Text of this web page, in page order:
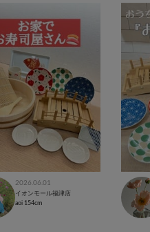
2026.06.01
イオンモール福津店
aoi 154cm